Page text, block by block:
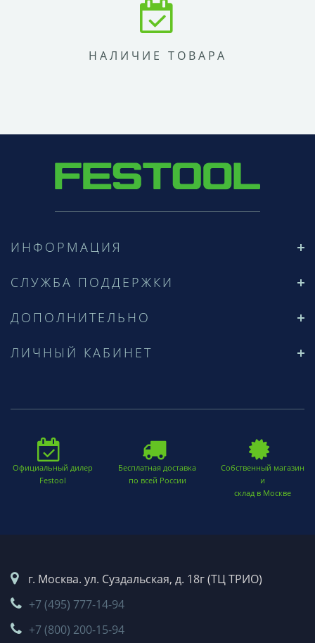
НАЛИЧИЕ ТОВАРА
ИНФОРМАЦИЯ
СЛУЖБА ПОДДЕРЖКИ
ДОПОЛНИТЕЛЬНО
ЛИЧНЫЙ КАБИНЕТ
Официальный дилер
Festool
Бесплатная доставка
по всей России
Собственный магазин
и
склад в Москве
г. Москва. ул. Суздальская, д. 18г (ТЦ ТРИО)
+7 (495) 777-14-94
+7 (800) 200-15-94